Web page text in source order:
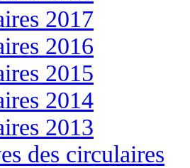
2017
2016
2015
2014
2013
des circulaires